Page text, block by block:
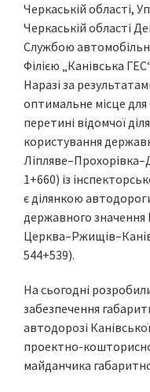
Черкаській області,
Черкаській області
Службою
Філією „Канівська
Наразі за
оптимальне місце
перетині відомчої
користування
1+660) із
є ділянкою
державного
544+539).
На сьогодні
забезпечення
автодорозі
проектно-
майданчика